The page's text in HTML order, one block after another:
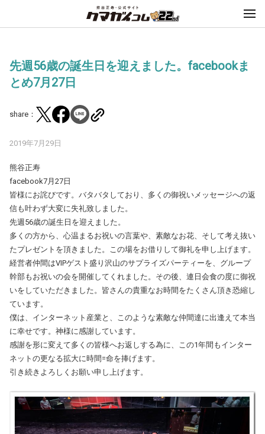
先週56歳の誕生日を迎えました。facebookま
とめ7月27日
share：
2019年7月29日
熊谷正寿
facebook7月27日
皆様にお詫びです。バタバタしており、多くの御祝いメッセージへの返
信も叶わず大変に失礼致しました。
先週56歳の誕生日を迎えました。
多くの方から、心温まるお祝いの言葉や、素敵なお花、そして考え抜い
たプレゼントを頂きました。この場をお借りして御礼を申し上げます。
経営者仲間はVIPゲスト盛り沢山のサプライズパーティーを、グループ
幹部もお祝いの会を開催してくれました。その後、連日会食の度に御祝
いをしていただきました。皆さんの貴重なお時間をたくさん頂き恐縮し
ています。
僕は、インターネット産業と、このような素敵な仲間達に出逢えて本当
に幸せです。神様に感謝しています。
感謝を形に変えて多くの皆様へお返しする為に、この1年間もインター
ネットの更なる拡大に時間=命を捧げます。
引き続きよろしくお願い申し上げます。